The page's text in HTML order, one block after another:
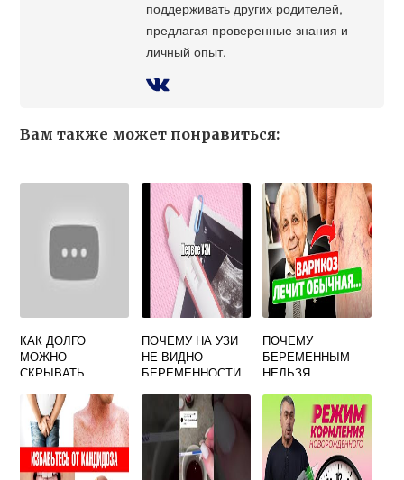
поддерживать других родителей,
предлагая проверенные знания и
личный опыт.
Вам также может понравиться:
КАК ДОЛГО
МОЖНО
СКРЫВАТЬ
ПОЧЕМУ НА УЗИ
НЕ ВИДНО
БЕРЕМЕННОСТИ
ПОЛОЖИТЕЛЬНЫ
ПОЧЕМУ
БЕРЕМЕННЫМ
НЕЛЬЗЯ